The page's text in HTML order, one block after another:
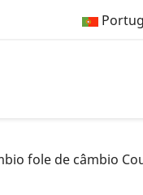
fole de câmbio